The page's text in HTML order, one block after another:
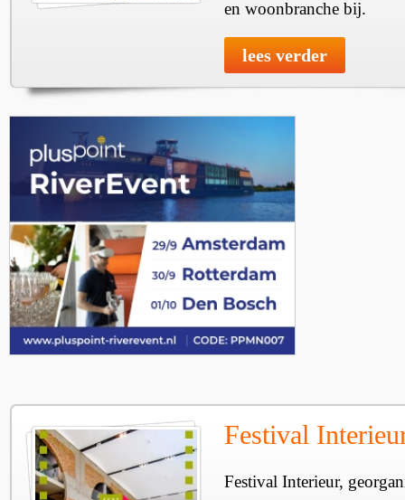
en woonbranche bij.
lees verder
Festival
Festival Interieur,